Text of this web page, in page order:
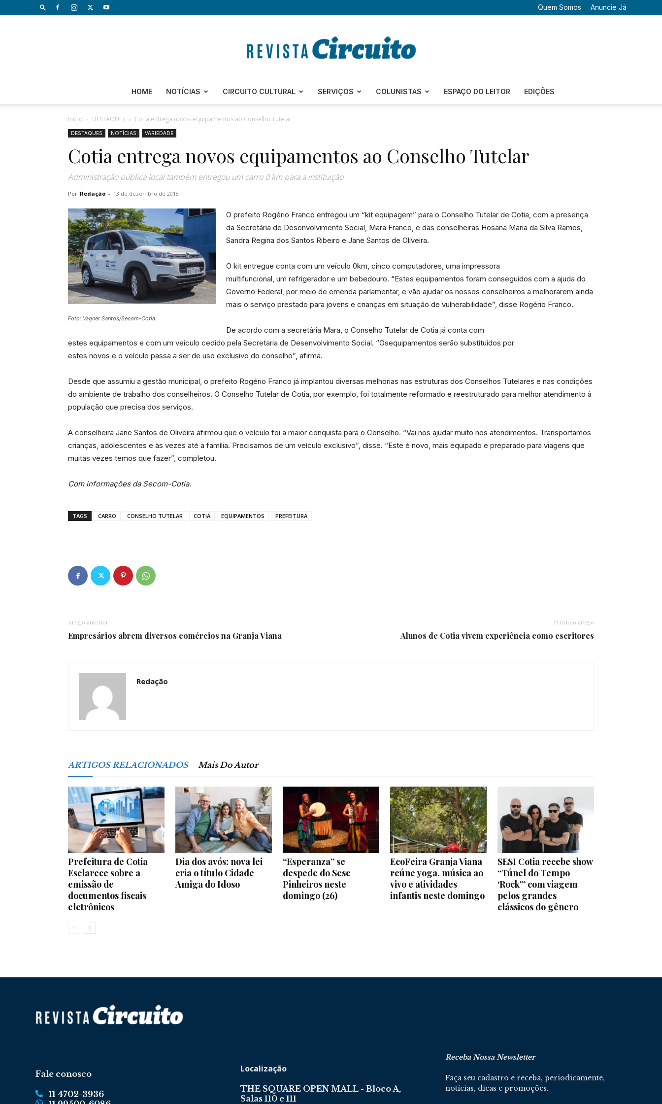
Quem Somos Anuncie Já
Revista
Circuito
–
Portal
de
HOME NOTÍCIAS CIRCUITO CULTURAL SERVIÇOS COLUNISTAS ESPAÇO DO LEITOR EDIÇÕES
Início DESTAQUES Cotia entrega novos equipamentos ao Conselho Tutelar
DESTAQUES NOTÍCIAS VARIEDADE
Cotia entrega novos equipamentos ao Conselho Tutelar
Administração pública local também entregou um carro 0 km para a instituição
Por Redação - 13 de dezembro de 2018
Foto: Vagner Santos/Secom-Cotia
O prefeito Rogério Franco entregou um “kit equipagem” para o Conselho Tutelar de Cotia, com a presença
da Secretária de Desenvolvimento Social, Mara Franco, e das conselheiras Hosana Maria da Silva Ramos,
Sandra Regina dos Santos Ribeiro e Jane Santos de Oliveira.
O kit entregue conta com um veículo 0km, cinco computadores, uma impressora
multifuncional, um refrigerador e um bebedouro. “Estes equipamentos foram conseguidos com a ajuda do
Governo Federal, por meio de emenda parlamentar, e vão ajudar os nossos conselheiros a melhorarem ainda
mais o serviço prestado para jovens e crianças em situação de vulnerabilidade”, disse Rogério Franco.
De acordo com a secretária Mara, o Conselho Tutelar de Cotia já conta com
estes equipamentos e com um veículo cedido pela Secretaria de Desenvolvimento Social. “Osequipamentos serão substituídos por
estes novos e o veículo passa a ser de uso exclusivo do conselho”, afirma.
Desde que assumiu a gestão municipal, o prefeito Rogério Franco já implantou diversas melhorias nas estruturas dos Conselhos Tutelares e nas condições
do ambiente de trabalho dos conselheiros. O Conselho Tutelar de Cotia, por exemplo, foi totalmente reformado e reestruturado para melhor atendimento à
população que precisa dos serviços.
A conselheira Jane Santos de Oliveira afirmou que o veículo foi a maior conquista para o Conselho. “Vai nos ajudar muito nos atendimentos. Transportamos
crianças, adolescentes e às vezes até a família. Precisamos de um veículo exclusivo”, disse. “Este é novo, mais equipado e preparado para viagens que
muitas vezes temos que fazer”, completou.
Com informações da Secom-Cotia.
TAGS CARRO CONSELHO TUTELAR COTIA EQUIPAMENTOS PREFEITURA
Artigo anterior
Empresários abrem diversos comércios na Granja Viana
Próximo artigo
Alunos de Cotia vivem experiência como escritores
Redação
ARTIGOS RELACIONADOS Mais Do Autor
Prefeitura de Cotia
Esclarece sobre a
emissão de
documentos fiscais
eletrônicos
Dia dos avós: nova lei
cria o título Cidade
Amiga do Idoso
“Esperanza” se
despede do Sesc
Pinheiros neste
domingo (26)
EcoFeira Granja Viana
reúne yoga, música ao
vivo e atividades
infantis neste domingo
SESI Cotia recebe show
“Túnel do Tempo
‘Rock'” com viagem
pelos grandes
clássicos do gênero
Fale conosco
11 4702-3936
Localização
THE SQUARE OPEN MALL - Bloco A,
Salas 110 e 111
Receba Nossa Newsletter
Faça seu cadastro e receba, periodicamente,
notícias, dicas e promoções.